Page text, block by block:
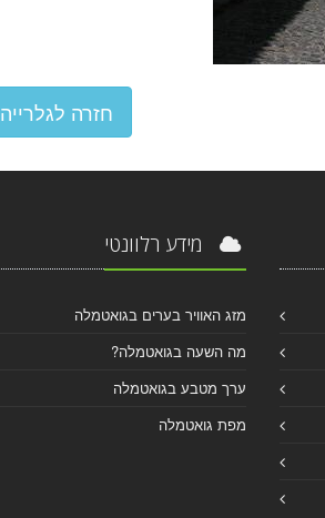
חזרה לגלרייה
מידע רלוונטי
מזג האוויר בערים בגואטמלה
מה השעה בגואטמלה?
ערך מטבע בגואטמלה
מפת גואטמלה